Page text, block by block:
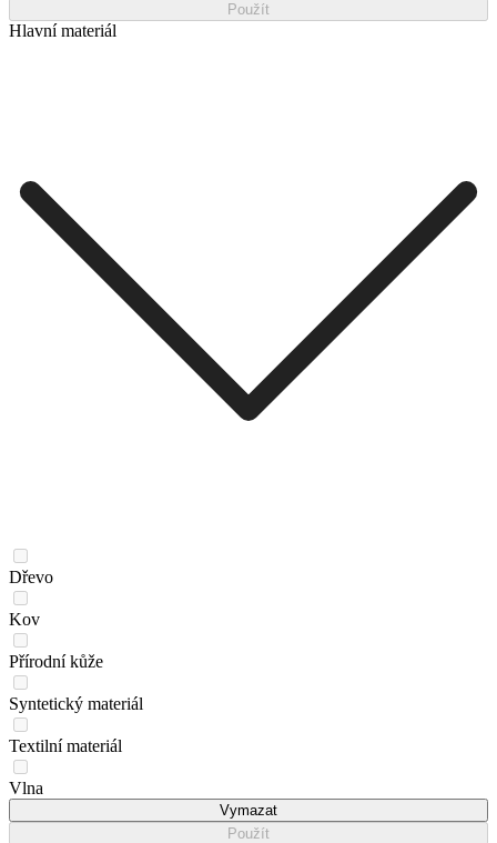
Použít
Hlavní materiál
Dřevo
Kov
Přírodní kůže
Syntetický materiál
Textilní materiál
Vlna
Vymazat
Použít